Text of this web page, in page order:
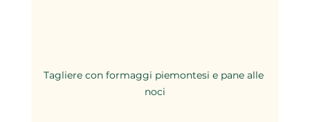
Tagliere con formaggi piemontesi e pane alle
noci